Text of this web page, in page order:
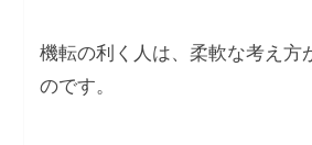
機転の利く人は、柔軟な考え方
のです。